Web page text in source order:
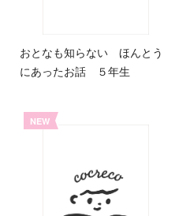
おとなも知らない ほんとう
にあったお話 ５年生
NEW